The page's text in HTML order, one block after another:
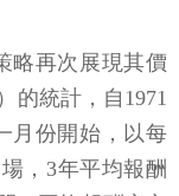
略再次展現其價
的統計，自1971
月份開始，以每
，3年平均報酬